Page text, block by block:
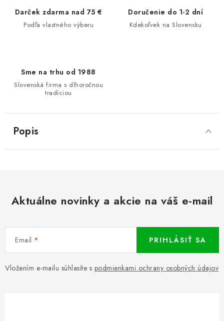
Darček zdarma nad 75 €
Podľa vlastného výberu
Doručenie do 1-2 dní
Kdekoľvek na Slovensku
Sme na trhu od 1988
Slovenská firma s dlhoročnou
tradíciou
Popis
Aktuálne novinky a akcie na váš e-mail
Email
Vložením e-mailu súhlasíte s podmienkami ochrany osobných údajov
PRIHLÁSIŤ SA